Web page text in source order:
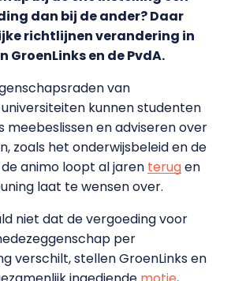
dan bij de ander? Daar
richtlijnen verandering in
GroenLinks en de PvdA.
van
kunnen studenten
meebeslissen en adviseren over
zoals het onderwijsbeleid en de
animo loopt al jaren terugen
laat te wensen over.
niet dat de vergoeding voor
per
verschilt, stellen GroenLinks en